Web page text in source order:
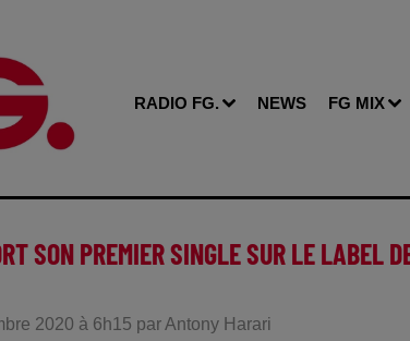
RADIO FG. NEWS FG MIX
SON PREMIER SINGLE SUR LE LABEL
2020 à 6h15 par Antony Harari